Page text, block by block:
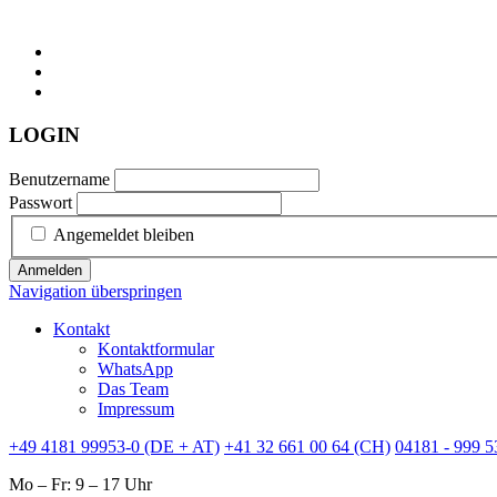
LOGIN
Benutzername
Passwort
Angemeldet bleiben
Anmelden
Navigation überspringen
Kontakt
Kontaktformular
WhatsApp
Das Team
Impressum
+49 4181 99953-0 (DE + AT) +41 32 661 00 64 (CH) 04181 - 999
Mo – Fr: 9 – 17 Uhr